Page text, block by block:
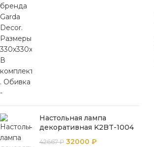
Настольная лампа
декоративная K2BT-1004
42667₽ 32000 ₽